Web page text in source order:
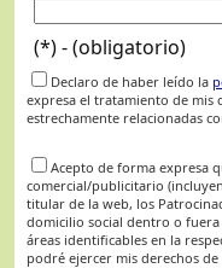
(*) - (obligatorio)
Declaro de haber leído la
expresa el tratamiento de mis
estrechamente relacionadas
Acepto de forma expresa
comercial/publicitario
titular de la web, los
domicilio social dentro o
áreas identificables en la
podré ejercer mis derechos